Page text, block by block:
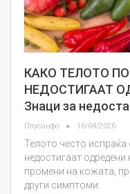
КАКО ТЕЛОТО
НЕДОСТИГААТ
Знаци за
Плусинфо 16/04/2026
Телото често испраќа
недостигаат
промени на кожата,
други симптоми.